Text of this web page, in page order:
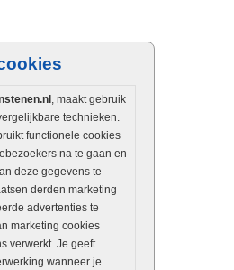
, maakt gebruik
technieken.
functionele cookies
na te gaan en
deze gegevens te
derden marketing
advertenties te
marketing cookies
verwerkt. Je geeft
wanneer je